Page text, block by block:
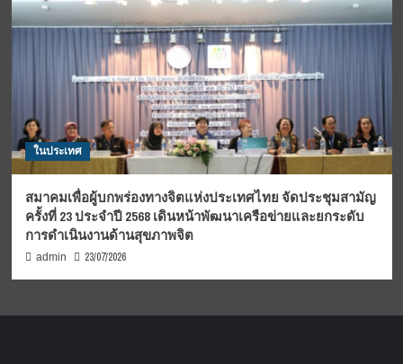
ในประเทศ
สมาคมเพื่อผู้บกพร่องทางจิตแห่งประเทศไทย จัดประชุมสามัญ
ครั้งที่ 23 ประจำปี 2568 เดินหน้าพัฒนาเครือข่ายและยกระดับ
การดำเนินงานด้านสุขภาพจิต
admin 23/07/2026